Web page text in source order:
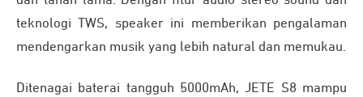
teknologi TWS, speaker ini memberikan pengalaman
mendengarkan musik yang lebih natural dan memukau.
Ditenagai baterai tangguh 5000mAh, JETE S8 mampu